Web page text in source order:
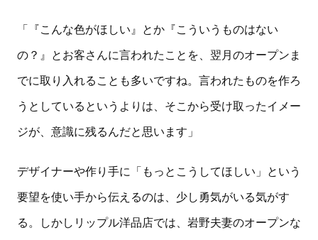
「『こんな色がほしい』とか『こういうものはない
の？』とお客さんに言われたことを、翌月のオープンま
でに取り入れることも多いですね。言われたものを作ろ
うとしているというよりは、そこから受け取ったイメー
ジが、意識に残るんだと思います」
デザイナーや作り手に「もっとこうしてほしい」という
要望を使い手から伝えるのは、少し勇気がいる気がす
る。しかしリップル洋品店では、岩野夫妻のオープンな